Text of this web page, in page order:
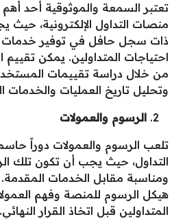
تعتبر السمعة والموثوقية أحد
منصات التداول الإلكترونية،
ذات سجل حافل في توفير خدمات
احتياجات المتداولين. يمكن تقييم
من خلال دراسة تقييمات
وتحليل تاريخ العمليات والخدمات
الرسوم والعمولات
تلعب الرسوم والعمولات دوراً
التداول، حيث يجب أن تكون تلك
ومناسبة مقابل الخدمات
هيكل الرسوم للمنصة وفهم
المتداولين قبل اتخاذ القرار النهائي.